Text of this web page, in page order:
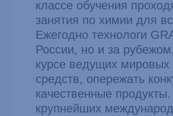
классе обучения
занятия по химии для
Ежегодно технологи
России, но и за
курсе ведущих
средств, опережать
качественные
крупнейших